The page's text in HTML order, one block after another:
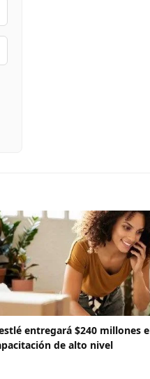
entregará $240 millones
de alto nivel